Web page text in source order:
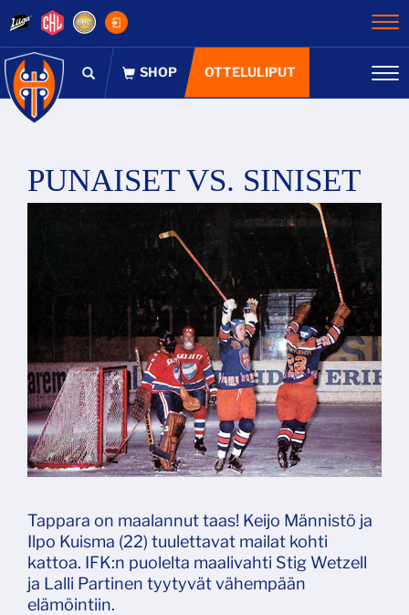
OTTELULIPUT
PUNAISET VS. SINISET
Tappara on maalannut taas! Keijo Männistö ja
Ilpo Kuisma (22) tuulettavat mailat kohti
kattoa. IFK:n puolelta maalivahti Stig Wetzell
ja Lalli Partinen tyytyvät vähempään
elämöintiin.